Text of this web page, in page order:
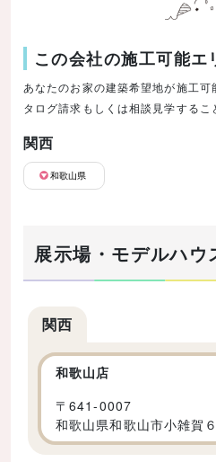
この会社の施工可能エ
あなたのお家の建築希望地が施工可
タログ請求もしくは相談見学するこ
関西
和歌山県
展示場・モデルハウ
関西
和歌山店
〒641-0007
和歌山県和歌山市小雑賀